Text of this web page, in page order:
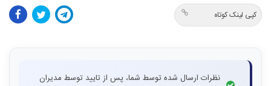
کپی لینک کوتاه
نظرات ارسال شده توسط شما، پس از تایید توسط مدیران